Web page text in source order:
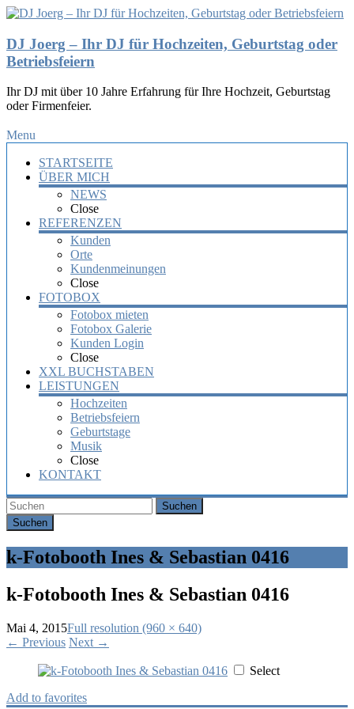
DJ Joerg – Ihr DJ für Hochzeiten, Geburtstag oder
Betriebsfeiern
Ihr DJ mit über 10 Jahre Erfahrung für Ihre Hochzeit, Geburtstag
oder Firmenfeier.
Menu
STARTSEITE
ÜBER MICH
NEWS
Close
REFERENZEN
Kunden
Orte
Kundenmeinungen
Close
FOTOBOX
Fotobox mieten
Fotobox Galerie
Kunden Login
Close
XXL BUCHSTABEN
LEISTUNGEN
Hochzeiten
Betriebsfeiern
Geburtstage
Musik
Close
KONTAKT
Suchen
k-Fotobooth Ines & Sebastian 0416
k-Fotobooth Ines & Sebastian 0416
Mai 4, 2015Full resolution (960 × 640)
← Previous Next →
Select
Add to favorites